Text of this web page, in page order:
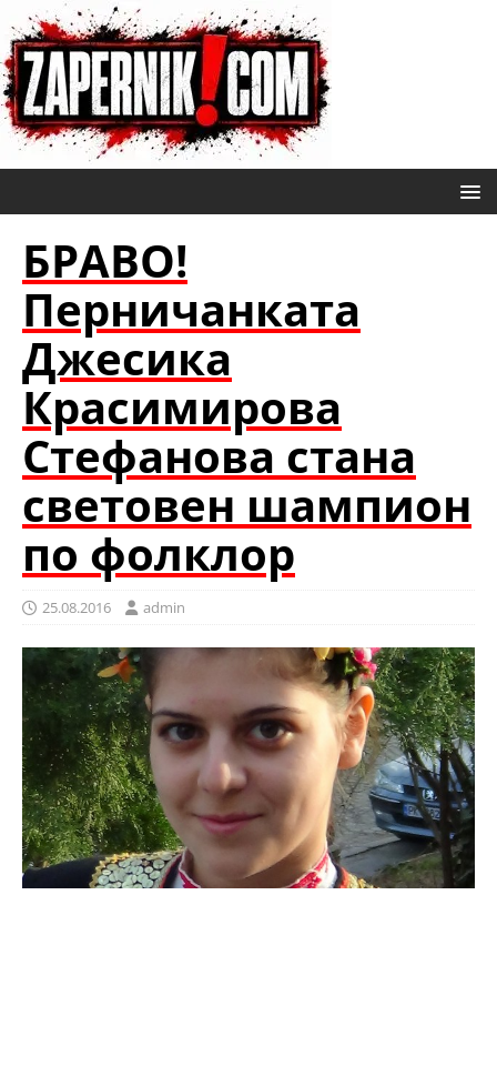
БРАВО!
Перничанката
Джесика
Красимирова
Стефанова стана
световен шампион
по фолклор
25.08.2016 admin